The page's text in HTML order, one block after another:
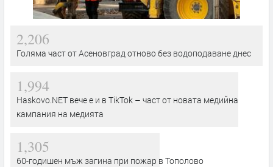
2,206
Голяма част от Асеновград отново без водоподаване днес
1,994
Haskovo.NET вече е и в TikTok – част от новата медийна
кампания на медията
1,305
60-годишен мъж загина при пожар в Тополово